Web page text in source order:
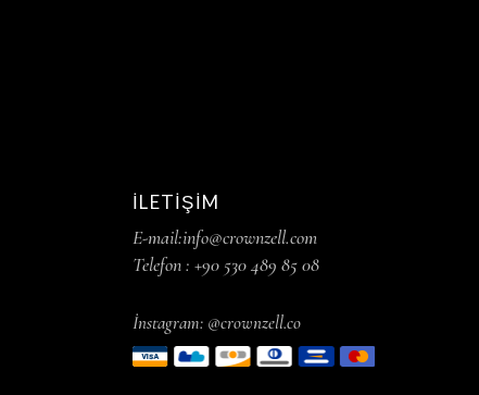
İLETIŞIM
E-mail:info@crownzell.com
Telefon : +90 530 489 85 08
İnstagram: @crownzell.co